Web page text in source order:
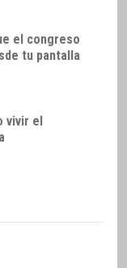
el congreso
tu pantalla
vivir el